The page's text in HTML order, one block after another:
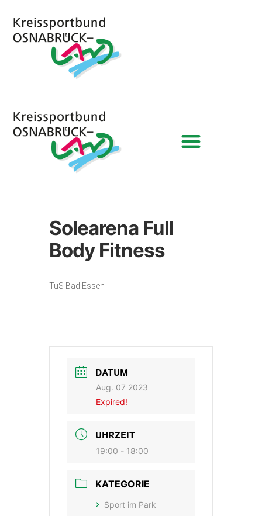
Solearena Full
Body Fitness
TuS Bad Essen
DATUM
Aug. 07 2023
Expired!
UHRZEIT
19:00 - 18:00
KATEGORIE
Sport im Park